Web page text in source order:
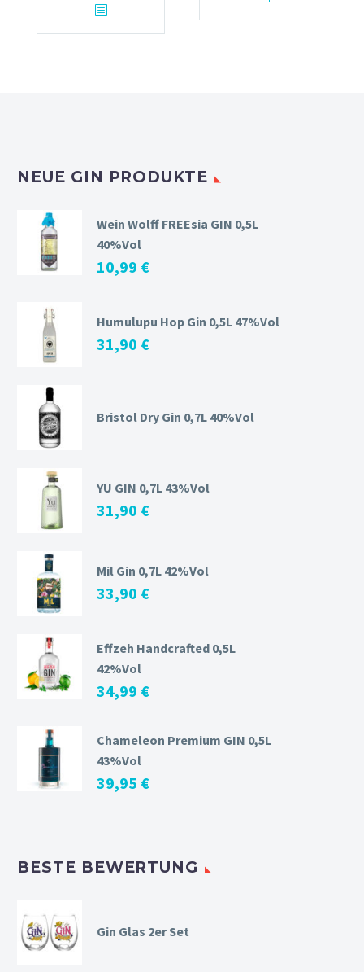
NEUE GIN PRODUKTE
Wein Wolff FREEsia GIN 0,5L
40%Vol
10,99 €
Humulupu Hop Gin 0,5L 47%Vol
31,90 €
Bristol Dry Gin 0,7L 40%Vol
YU GIN 0,7L 43%Vol
31,90 €
Mil Gin 0,7L 42%Vol
33,90 €
Effzeh Handcrafted 0,5L
42%Vol
34,99 €
Chameleon Premium GIN 0,5L
43%Vol
39,95 €
BESTE BEWERTUNG
Gin Glas 2er Set